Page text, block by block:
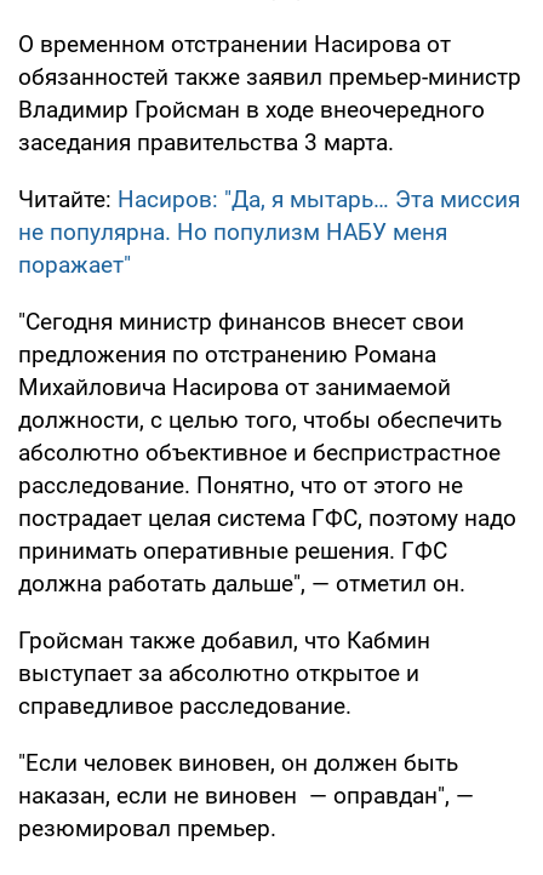
О временном отстранении Насирова от
обязанностей также заявил премьер-министр
Владимир Гройсман в ходе внеочередного
заседания правительства 3 марта.
Читайте: Насиров: "Да, я мытарь… Эта миссия
не популярна. Но популизм НАБУ меня
поражает"
"Сегодня министр финансов внесет свои
предложения по отстранению Романа
Михайловича Насирова от занимаемой
должности, с целью того, чтобы обеспечить
абсолютно объективное и беспристрастное
расследование. Понятно, что от этого не
пострадает целая система ГФС, поэтому надо
принимать оперативные решения. ГФС
должна работать дальше", — отметил он.
Гройсман также добавил, что Кабмин
выступает за абсолютно открытое и
справедливое расследование.
"Если человек виновен, он должен быть
наказан, если не виновен — оправдан", —
резюмировал премьер.